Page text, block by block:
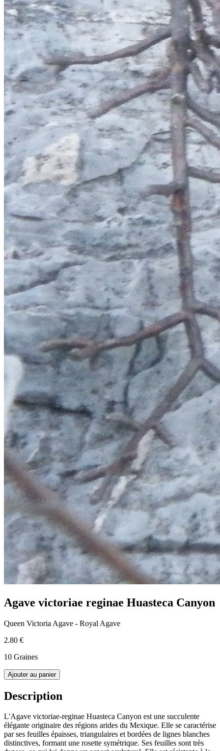
Agave victoriae reginae Huasteca Canyon
Queen Victoria Agave - Royal Agave
2.80 €
10 Graines
Ajouter au panier
Description
L'Agave victoriae-reginae Huasteca Canyon est une succulente
élégante originaire des régions arides du Mexique. Elle se caractérise
par ses feuilles épaisses, triangulaires et bordées de lignes blanches
distinctives, formant une rosette symétrique. Ses feuilles sont très